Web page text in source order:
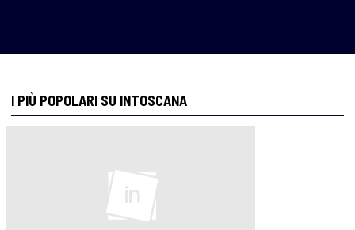
I PIÙ POPOLARI SU INTOSCANA